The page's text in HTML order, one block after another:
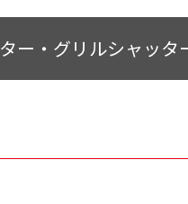
ー・グリルシャッタ